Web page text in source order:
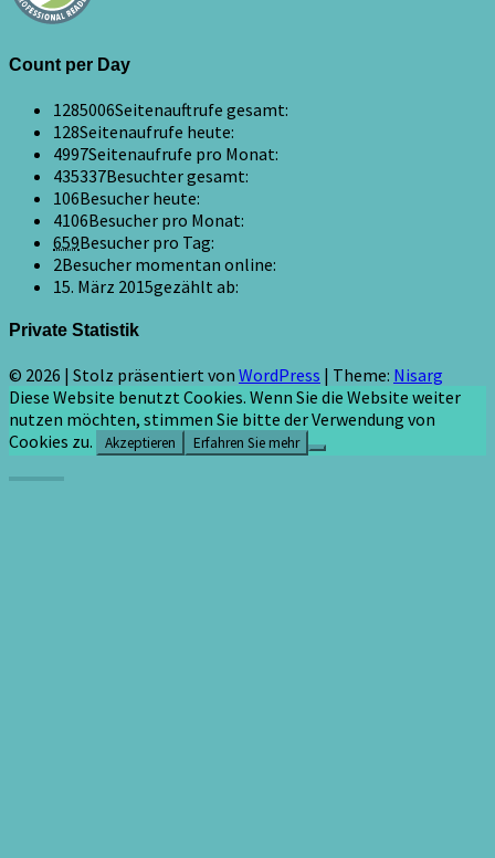
Count per Day
1285006Seitenauftrufe gesamt:
128Seitenaufrufe heute:
4997Seitenaufrufe pro Monat:
435337Besuchter gesamt:
106Besucher heute:
4106Besucher pro Monat:
659Besucher pro Tag:
2Besucher momentan online:
15. März 2015gezählt ab:
Private Statistik
© 2026 | Stolz präsentiert von WordPress | Theme: Nisarg
Diese Website benutzt Cookies. Wenn Sie die Website weiter
nutzen möchten, stimmen Sie bitte der Verwendung von
Cookies zu.
Akzeptieren Erfahren Sie mehr